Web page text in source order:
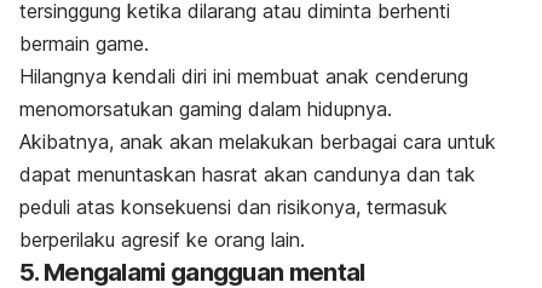
tersinggung ketika dilarang atau diminta berhenti
bermain game.
Hilangnya kendali diri ini membuat anak cenderung
menomorsatukan gaming dalam hidupnya.
Akibatnya, anak akan melakukan berbagai cara untuk
dapat menuntaskan hasrat akan candunya dan tak
peduli atas konsekuensi dan risikonya, termasuk
berperilaku agresif ke orang lain.
5. Mengalami gangguan mental